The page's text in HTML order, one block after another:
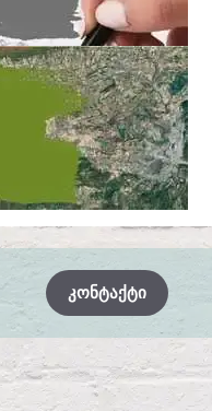
ᲙᲝᲜᲢᲐᲥᲢᲘ